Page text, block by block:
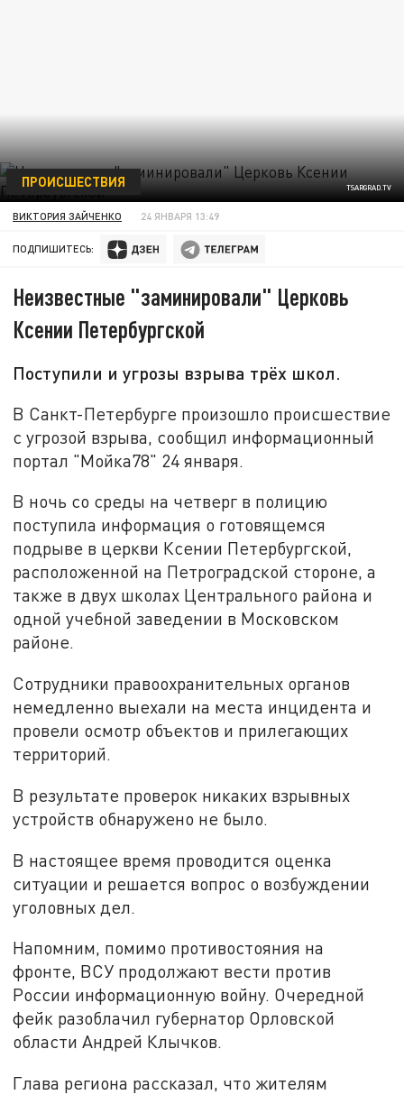
TSARGRAD.TV
ПРОИСШЕСТВИЯ
ВИКТОРИЯ ЗАЙЧЕНКО 24 ЯНВАРЯ 13:49
ПОДПИШИТЕСЬ:
Неизвестные "заминировали" Церковь
Ксении Петербургской
Поступили и угрозы взрыва трёх школ.
В Санкт-Петербурге произошло происшествие
с угрозой взрыва, сообщил информационный
портал "Мойка78" 24 января.
В ночь со среды на четверг в полицию
поступила информация о готовящемся
подрыве в церкви Ксении Петербургской,
расположенной на Петроградской стороне, а
также в двух школах Центрального района и
одной учебной заведении в Московском
районе.
Сотрудники правоохранительных органов
немедленно выехали на места инцидента и
провели осмотр объектов и прилегающих
территорий.
В результате проверок никаких взрывных
устройств обнаружено не было.
В настоящее время проводится оценка
ситуации и решается вопрос о возбуждении
уголовных дел.
Напомним, помимо противостояния на
фронте, ВСУ продолжают вести против
России информационную войну. Очередной
фейк разоблачил губернатор Орловской
области Андрей Клычков.
Глава региона рассказал, что жителям